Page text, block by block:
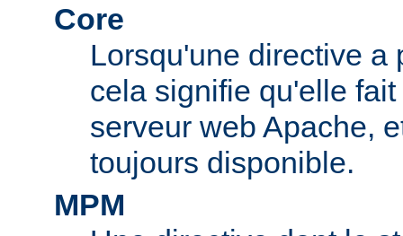
Core
Lorsqu'une directive a
cela signifie qu'elle
serveur web Apache,
toujours disponible.
MPM